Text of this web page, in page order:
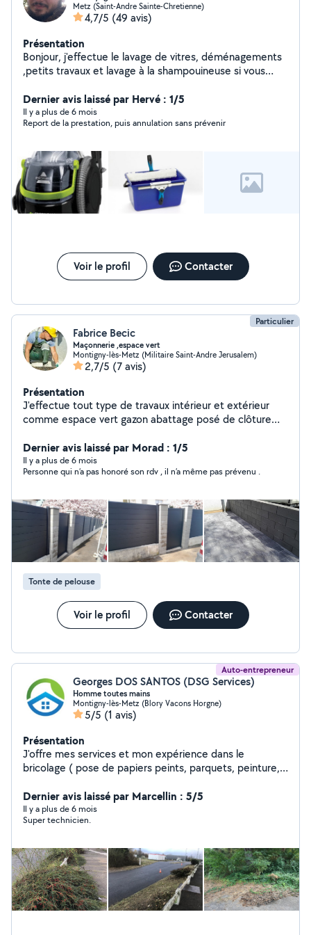
Metz (Saint-Andre Sainte-Chretienne)
4,7/5 (49 avis)
Présentation
Bonjour, j'effectue le lavage de vitres, déménagements
,petits travaux et lavage à la shampouineuse si vous
Dernier avis laissé par Hervé : 1/5
Il y a plus de 6 mois
Report de la prestation, puis annulation sans prévenir
Voir le profil Contacter
Particulier
Fabrice Becic
Maçonnerie ,espace vert
Montigny-lès-Metz (Militaire Saint-Andre Jerusalem)
2,7/5 (7 avis)
Présentation
J'effectue tout type de travaux intérieur et extérieur
comme espace vert gazon abattage posé de clôture
Dernier avis laissé par Morad : 1/5
Il y a plus de 6 mois
Personne qui n’a pas honoré son rdv , il n’a même pas prévenu .
Tonte de pelouse
Voir le profil Contacter
Auto-entrepreneur
Georges DOS SANTOS (DSG Services)
Homme toutes mains
Montigny-lès-Metz (Blory Vacons Horgne)
5/5 (1 avis)
Présentation
J'offre mes services et mon expérience dans le
bricolage ( pose de papiers peints, parquets, peinture,
débroussaillage, jardinage, travaux de finition, nettoyage
de vos extérieurs.
Dernier avis laissé par Marcellin : 5/5
Il y a plus de 6 mois
Super technicien.